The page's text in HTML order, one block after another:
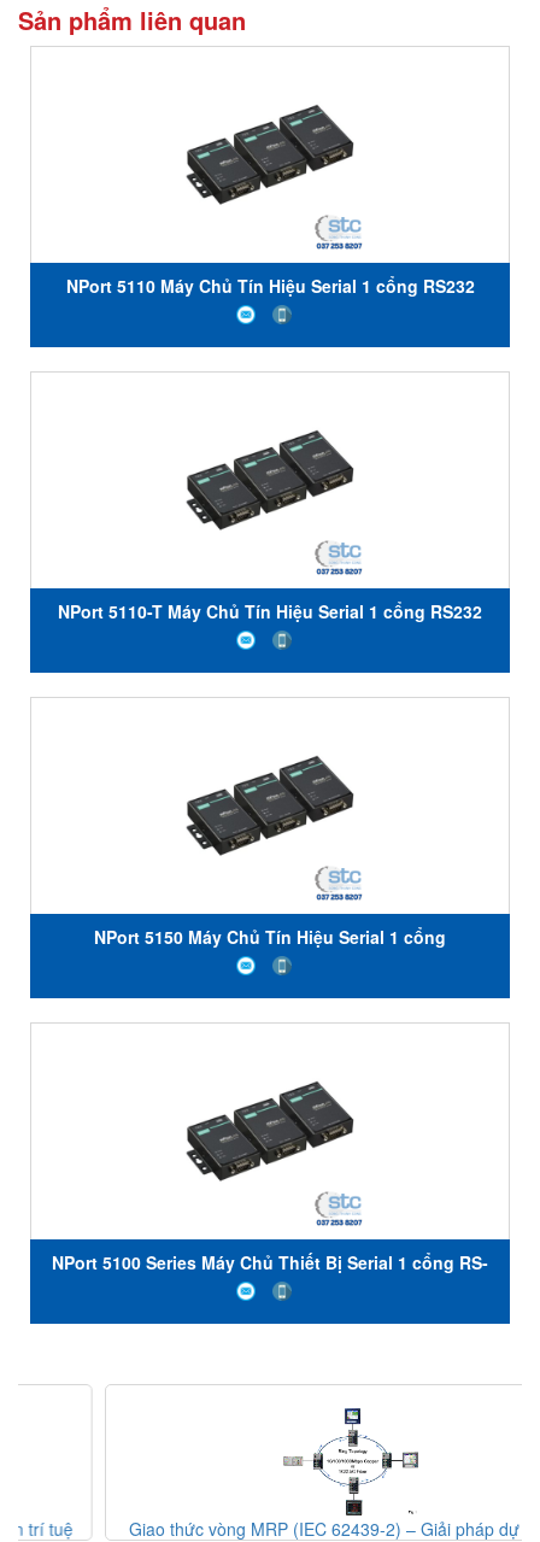
Sản phẩm liên quan
NPort 5110 Máy Chủ Tín Hiệu Serial 1 cổng RS232
NPort 5110-T Máy Chủ Tín Hiệu Serial 1 cổng RS232
NPort 5150 Máy Chủ Tín Hiệu Serial 1 cổng
RS232/422/485
NPort 5100 Series Máy Chủ Thiết Bị Serial 1 cổng RS-
232/422/485 Moxa
Giao thức vòng MRP (IEC 62439-2) – Giải pháp dự phòng